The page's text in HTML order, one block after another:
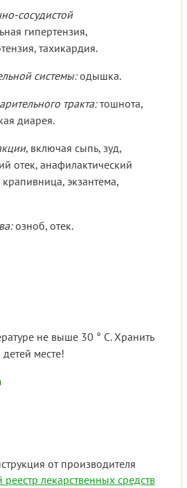
сосудистой
гипертензия,
тахикардия.
системы:одышка.
тракта:тошнота,
диарея.
, включая сыпь, зуд,
отек, анафилактический
экзантема,
озноб, отек.
не выше 30 ° С. Хранить
месте!
от производителя
реестр лекарственных средств